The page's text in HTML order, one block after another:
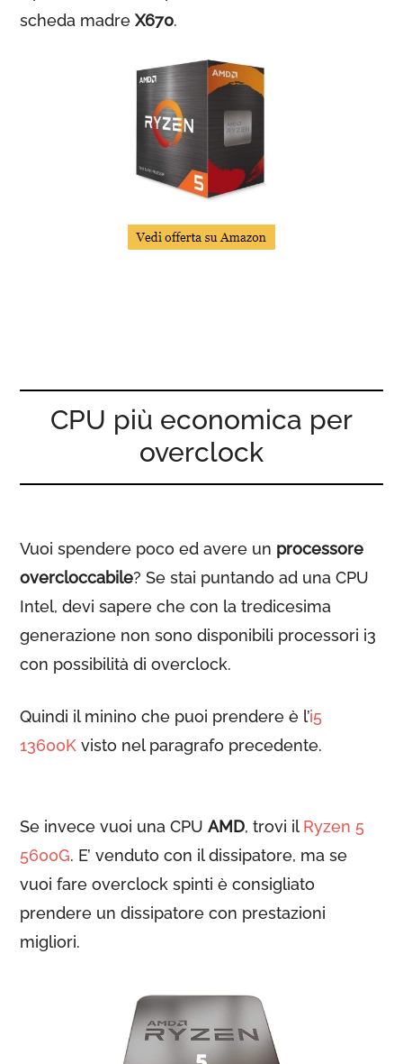
scheda madreX670.
CPU più economica per
overclock
Vuoi spendere poco ed avere un processore
overcloccabile? Se stai puntando ad una CPU
Intel, devi sapere che con la tredicesima
generazione non sono disponibili processori i3
con possibilità di overclock.
Quindi il minino che puoi prendere è l’i5
13600K visto nel paragrafo precedente.
Se invece vuoi una CPUAMD, trovi il Ryzen 5
5600G. E’ venduto con il dissipatore, ma se
vuoi fare overclock spinti è consigliato
prendere un dissipatore con prestazioni
migliori.